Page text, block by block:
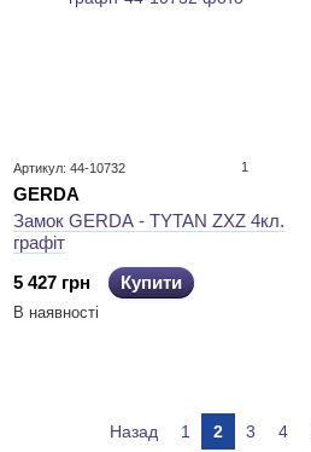
Артикул: 44-10732 1
GERDA
Замок GERDA - TYTAN ZXZ 4кл.
графіт
5 427 грн
Купити
В наявності
Назад 1 2 3 4